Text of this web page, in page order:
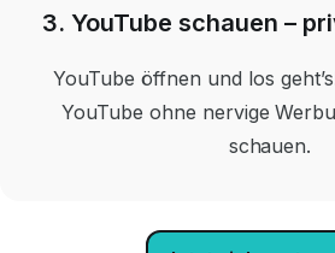
3. YouTube schauen –
YouTube öffnen und los
YouTube ohne nervige
schauen.